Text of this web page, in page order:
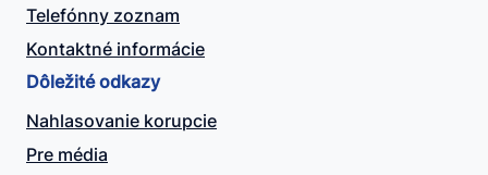
Telefónny zoznam
Kontaktné informácie
Dôležité odkazy
Nahlasovanie korupcie
Pre média